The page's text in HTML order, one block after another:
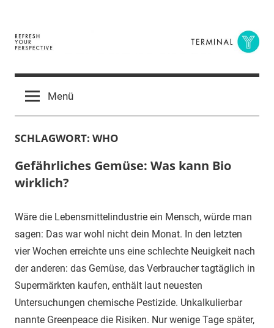
springen
Terminal
Y
Digital
BusinessMenü
SCHLAGWORT: WHO
Gefährliches Gemüse: Was kann Bio
wirklich?
Wäre die Lebensmittelindustrie ein Mensch, würde man
sagen: Das war wohl nicht dein Monat. In den letzten
vier Wochen erreichte uns eine schlechte Neuigkeit nach
der anderen: das Gemüse, das Verbraucher tagtäglich in
Supermärkten kaufen, enthält laut neuesten
Untersuchungen chemische Pestizide. Unkalkulierbar
nannte Greenpeace die Risiken. Nur wenige Tage später,